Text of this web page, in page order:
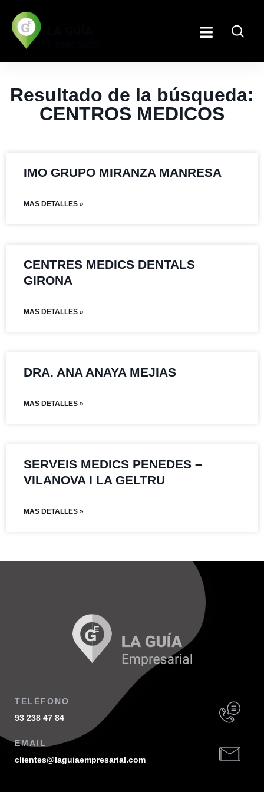
Resultado de la búsqueda:
CENTROS MEDICOS
IMO GRUPO MIRANZA MANRESA
MAS DETALLES »
CENTRES MEDICS DENTALS
GIRONA
MAS DETALLES »
DRA. ANA ANAYA MEJIAS
MAS DETALLES »
SERVEIS MEDICS PENEDES –
VILANOVA I LA GELTRU
MAS DETALLES »
TELÉFONO
93 238 47 84
EMAIL
clientes@laguiaempresarial.com